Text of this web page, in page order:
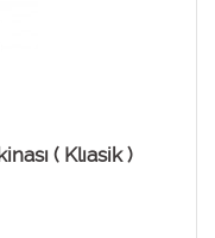
( Klıasik )